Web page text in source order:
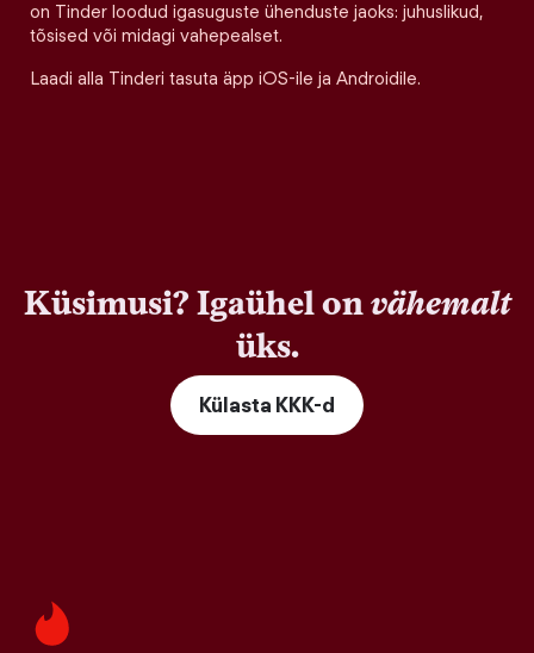
on Tinder loodud igasuguste ühenduste jaoks: juhuslikud,
tõsised või midagi vahepealset.
Laadi alla Tinderi tasuta äpp iOS-ile ja Androidile.
Küsimusi? Igaühel onvähemalt
üks.
Külasta KKK-d